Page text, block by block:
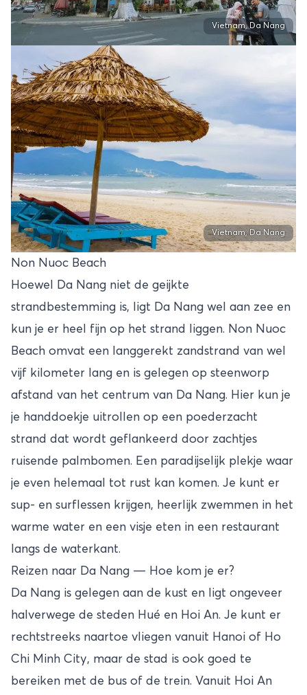
Vietnam, Da Nang
Vietnam, Da Nang
Non Nuoc Beach
Hoewel Da Nang niet de geijkte
strandbestemming is, ligt Da Nang wel aan zee en
kun je er heel fijn op het strand liggen. Non Nuoc
Beach omvat een langgerekt zandstrand van wel
vijf kilometer lang en is gelegen op steenworp
afstand van het centrum van Da Nang. Hier kun je
je handdoekje uitrollen op een poederzacht
strand dat wordt geflankeerd door zachtjes
ruisende palmbomen. Een paradijselijk plekje waar
je even helemaal tot rust kan komen. Je kunt er
sup- en surflessen krijgen, heerlijk zwemmen in het
warme water en een visje eten in een restaurant
langs de waterkant.
Reizen naar Da Nang — Hoe kom je er?
Da Nang is gelegen aan de kust en ligt ongeveer
halverwege de steden Hué en Hoi An. Je kunt er
rechtstreeks naartoe vliegen vanuit Hanoi of Ho
Chi Minh City, maar de stad is ook goed te
bereiken met de bus of de trein. Vanuit Hoi An